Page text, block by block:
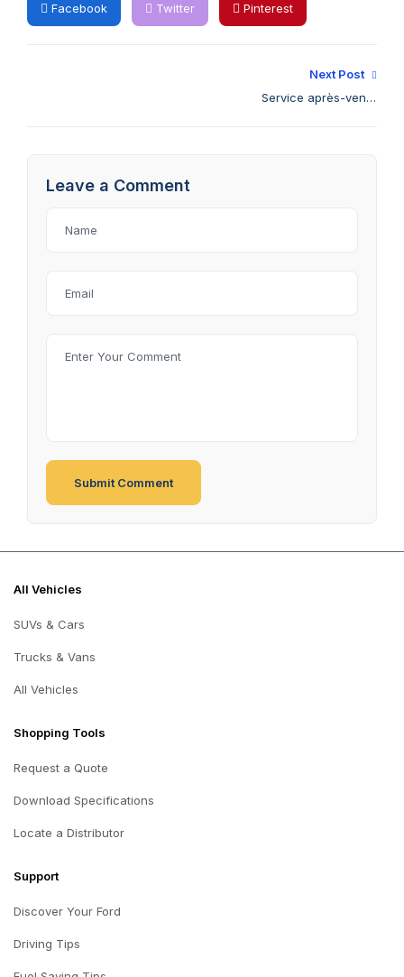
Facebook Twitter Pinterest
Next Post
Service après-vente
Leave a Comment
All Vehicles
SUVs & Cars
Trucks & Vans
All Vehicles
Shopping Tools
Request a Quote
Download Specifications
Locate a Distributor
Support
Discover Your Ford
Driving Tips